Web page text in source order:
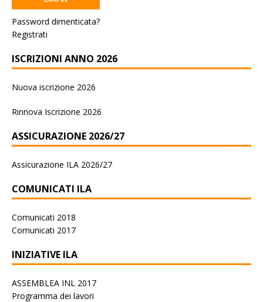
Password dimenticata?
Registrati
ISCRIZIONI ANNO 2026
Nuova iscrizione 2026
Rinnova Iscrizione 2026
ASSICURAZIONE 2026/27
Assicurazione ILA 2026/27
COMUNICATI ILA
Comunicati 2018
Comunicati 2017
INIZIATIVE ILA
ASSEMBLEA INL 2017
Programma dei lavori